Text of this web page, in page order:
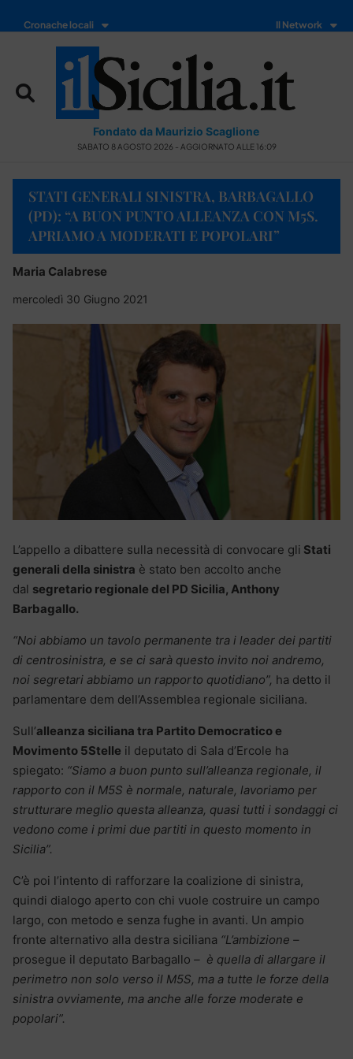
Cronache locali Il Network
Fondato da Maurizio Scaglione
SABATO 8 AGOSTO 2026 - AGGIORNATO ALLE 16:09
STATI GENERALI SINISTRA, BARBAGALLO
(PD): “A BUON PUNTO ALLEANZA CON M5S.
APRIAMO A MODERATI E POPOLARI”
Maria Calabrese
mercoledì 30 Giugno 2021
L’appello a dibattere sulla necessità di convocare gli Stati
generali della sinistra è stato ben accolto anche
dal segretario regionale del PD Sicilia, Anthony
Barbagallo.
“Noi abbiamo un tavolo permanente tra i leader dei partiti
di centrosinistra, e se ci sarà questo invito noi andremo,
noi segretari abbiamo un rapporto quotidiano”, ha detto il
parlamentare dem dell’Assemblea regionale siciliana.
Sull’alleanza siciliana tra Partito Democratico e
Movimento 5Stelle il deputato di Sala d’Ercole ha
spiegato: “Siamo a buon punto sull’alleanza regionale, il
rapporto con il M5S è normale, naturale, lavoriamo per
strutturare meglio questa alleanza, quasi tutti i sondaggi ci
vedono come i primi due partiti in questo momento in
Sicilia”.
C’è poi l’intento di rafforzare la coalizione di sinistra,
quindi dialogo aperto con chi vuole costruire un campo
largo, con metodo e senza fughe in avanti. Un ampio
fronte alternativo alla destra siciliana “L’ambizione –
prosegue il deputato Barbagallo – è quella di allargare il
perimetro non solo verso il M5S, ma a tutte le forze della
sinistra ovviamente, ma anche alle forze moderate e
popolari”.